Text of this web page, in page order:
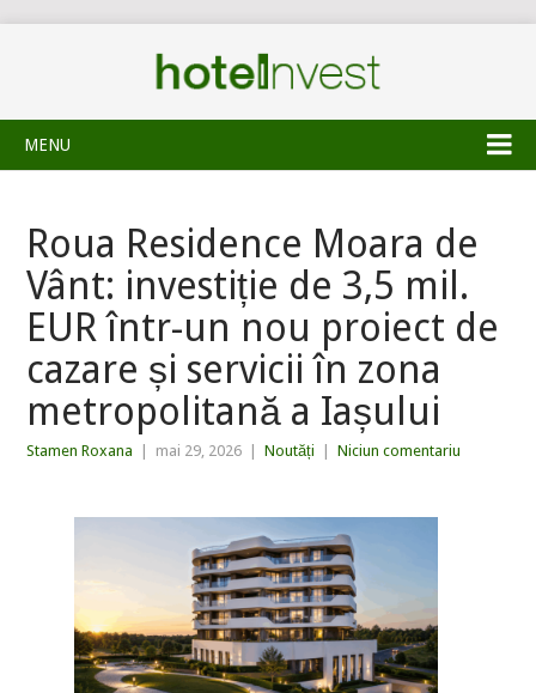
MENU
Roua Residence Moara de
Vânt: investiție de 3,5 mil.
EUR într-un nou proiect de
cazare și servicii în zona
metropolitană a Iașului
Stamen Roxana mai 29, 2026 Noutăți Niciun comentariu